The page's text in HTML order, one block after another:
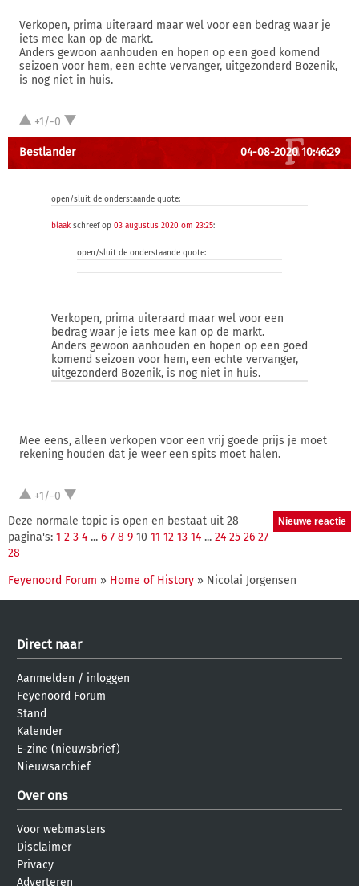
Verkopen, prima uiteraard maar wel voor een bedrag waar je
iets mee kan op de markt.
Anders gewoon aanhouden en hopen op een goed komend
seizoen voor hem, een echte vervanger, uitgezonderd Bozenik,
is nog niet in huis.
+1/-0
Bestlander 04-08-2020 10:46:29
open/sluit de onderstaande quote:
blaak schreef op 03 augustus 2020 om 23:25:
open/sluit de onderstaande quote:
Verkopen, prima uiteraard maar wel voor een
bedrag waar je iets mee kan op de markt.
Anders gewoon aanhouden en hopen op een goed
komend seizoen voor hem, een echte vervanger,
uitgezonderd Bozenik, is nog niet in huis.
Mee eens, alleen verkopen voor een vrij goede prijs je moet
rekening houden dat je weer een spits moet halen.
+1/-0
Deze normale topic is open en bestaat uit 28
pagina's: 1 2 3 4 ... 6 7 8 9 10 11 12 13 14 ... 24 25 26 27
28
Feyenoord Forum » Home of History » Nicolai Jorgensen
Direct naar
Aanmelden / inloggen
Feyenoord Forum
Stand
Kalender
E-zine (nieuwsbrief)
Nieuwsarchief
Over ons
Voor webmasters
Disclaimer
Privacy
Adverteren